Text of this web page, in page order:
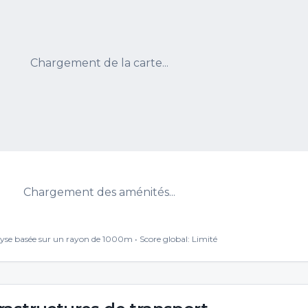
Chargement de la carte...
Chargement des aménités...
basée sur un rayon de 1000m • Score global: Limité